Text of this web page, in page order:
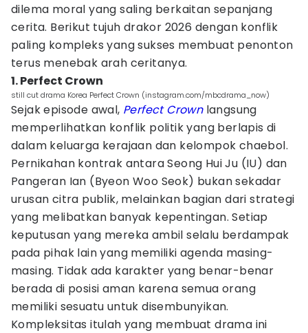
dilema moral yang saling berkaitan sepanjang
cerita. Berikut tujuh drakor 2026 dengan konflik
paling kompleks yang sukses membuat penonton
terus menebak arah ceritanya.
1. Perfect Crown
still cut drama Korea Perfect Crown (instagram.com/mbcdrama_now)
Sejak episode awal, Perfect Crownlangsung
memperlihatkan konflik politik yang berlapis di
dalam keluarga kerajaan dan kelompok chaebol.
Pernikahan kontrak antara Seong Hui Ju (IU) dan
Pangeran Ian (Byeon Woo Seok) bukan sekadar
urusan citra publik, melainkan bagian dari strategi
yang melibatkan banyak kepentingan. Setiap
keputusan yang mereka ambil selalu berdampak
pada pihak lain yang memiliki agenda masing-
masing. Tidak ada karakter yang benar-benar
berada di posisi aman karena semua orang
memiliki sesuatu untuk disembunyikan.
Kompleksitas itulah yang membuat drama ini